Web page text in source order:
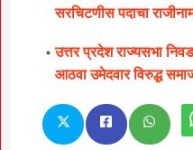
सरचिटणीस पदाचा
उत्तर प्रदेश राज्यसभा
आठवा उमेदवार विरुद्ध